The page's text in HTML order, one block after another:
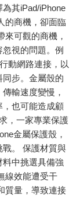
其iPad/iPhone
的商機，卻面臨
可觀的商機，
視的問題。例
動網路連接，以
步。金屬殼的
輸速度變慢，
也可能造成顧
，一家專業保護
金屬保護殼，
。 保護材質與
中挑選具備強
線效能遭受干
質量，導致連接